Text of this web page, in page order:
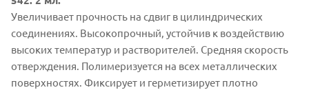
Увеличивает прочность на сдвиг в цилиндрических
соединениях. Высокопрочный, устойчив к воздействию
высоких температур и растворителей. Средняя скорость
отверждения. Полимеризуется на всех металлических
поверхностях. Фиксирует и герметизирует плотно